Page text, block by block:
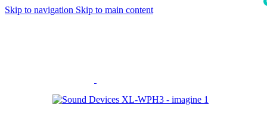
Skip to navigation Skip to main content